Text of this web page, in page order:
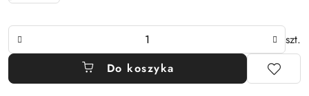
szt.
Do koszyka